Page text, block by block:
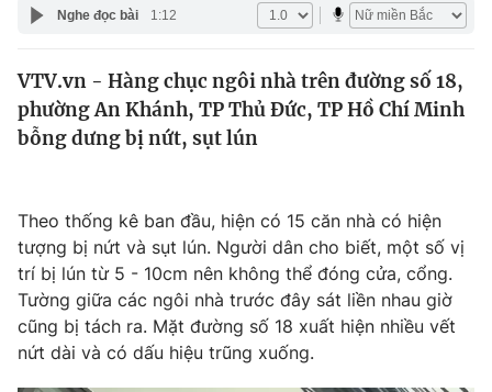
Y tế
Thế giới đó đây
Câu chuyện quốc tế
Kinh tế
Tài chính
Thị trường
Góc doanh nghiệp
Dữ liệu và đời sống
Truyền hình
Đời sống
Giáo dục
Nghe đọc bài 1:12
VTV.vn - Hàng chục ngôi nhà trên đường số 18,
phường An Khánh, TP Thủ Đức, TP Hồ Chí Minh
bỗng dưng bị nứt, sụt lún
Theo thống kê ban đầu, hiện có 15 căn nhà có hiện
tượng bị nứt và sụt lún. Người dân cho biết, một số vị
trí bị lún từ 5 - 10cm nên không thể đóng cửa, cổng.
Tường giữa các ngôi nhà trước đây sát liền nhau giờ
cũng bị tách ra. Mặt đường số 18 xuất hiện nhiều vết
nứt dài và có dấu hiệu trũng xuống.